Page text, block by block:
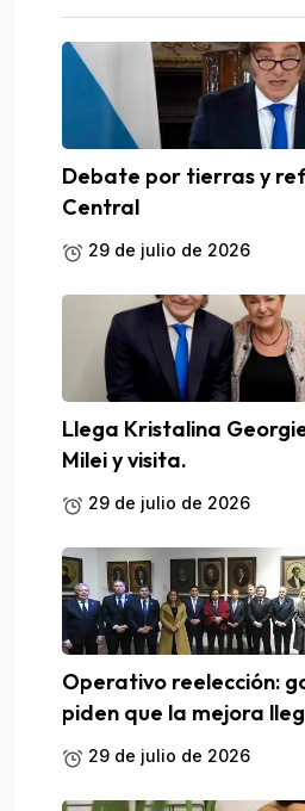
Debate por tierras y
Central
29 de julio de 2026
Llega Kristalina
Milei y visita.
29 de julio de 2026
Operativo reelección:
piden que la mejora
29 de julio de 2026